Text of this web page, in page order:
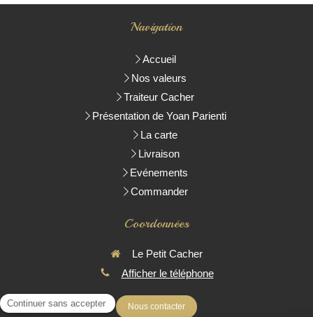
Navigation
Accueil
Nos valeurs
Traiteur Cacher
Présentation de Yoan Parienti
La carte
Livraison
Evénements
Commander
Coordonnées
Le Petit Cacher
Afficher le téléphone
Nous contacter